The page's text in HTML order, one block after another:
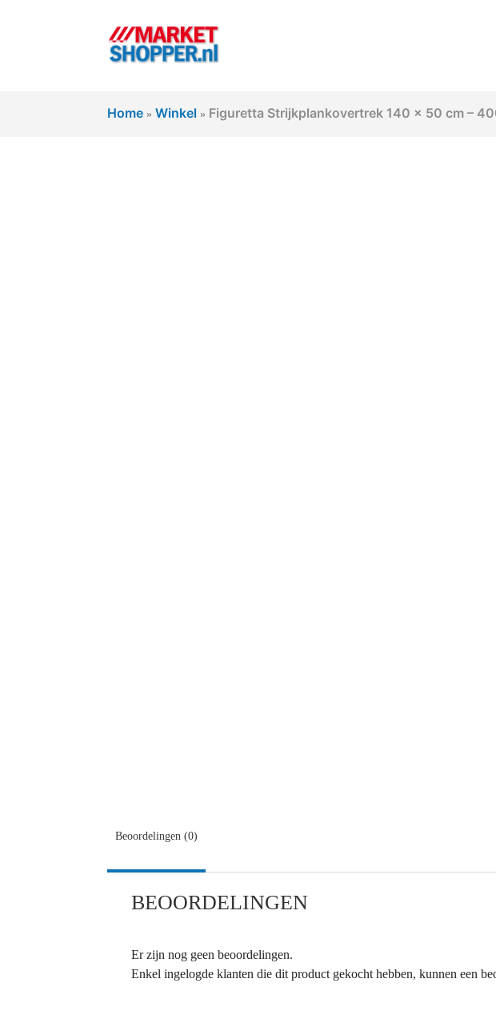
Home »Winkel » Figuretta Strijkplankovertrek 140 x 50 cm –
Beoordelingen (0)
BEOORDELINGEN
Er zijn nog geen beoordelingen.
Enkel ingelogde klanten die dit product gekocht hebben, kunnen een